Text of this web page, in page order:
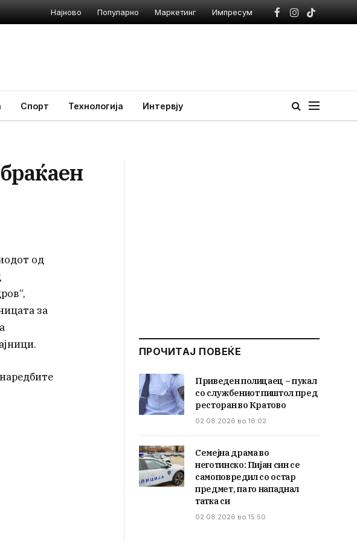
Најново Популарно Маркетинг Импресум
Facebook
Instagram
TikTok
Спорт Технологија Интервју
од
за
ПРОЧИТАЈ ПОВЕЌЕ
Приведен полицаец – пукал
со службениот пиштол пред
ресторан во Кратово
02.08.2026 во 16:02
Семејна драма во
неготинско: Пијан син се
самоповредил со остар
предмет, па го нападнал
татка си
02.08.2026 во 15:50